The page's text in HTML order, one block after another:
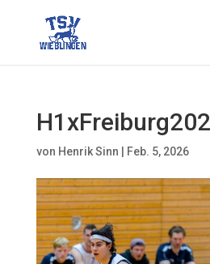
von Henrik Sinn Feb. 5, 2026